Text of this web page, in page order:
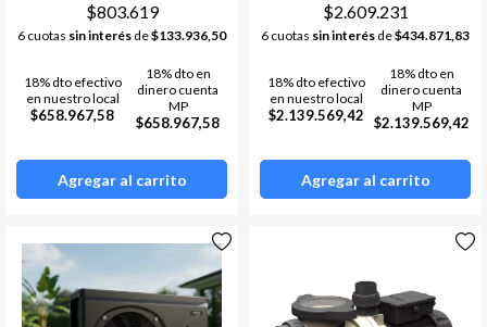
$803.619
6 cuotas sin interés de$133.936,50
18% dto efectivo
en nuestro local
$658.967,58
18% dto en
dinero cuenta
MP
$658.967,58
Agregar al carrito
$2.609.231
6 cuotas sin interés de$434.871,83
18% dto efectivo
en nuestro local
$2.139.569,42
18% dto en
dinero cuenta
MP
$2.139.569,42
Agregar al carrito